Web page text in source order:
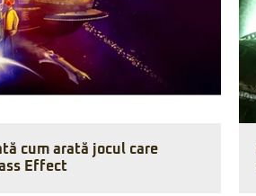
cum arată jocul care
Effect